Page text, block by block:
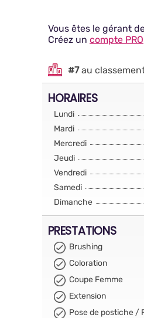
Vous êtes le gérant
Créez un compte PRO
#7au
HORAIRES
Lundi
Mardi
Mercredi
Jeudi
Vendredi
Samedi
Dimanche
PRESTATIONS
Brushing
Coloration
Coupe Femme
Extension
Pose de postiche /